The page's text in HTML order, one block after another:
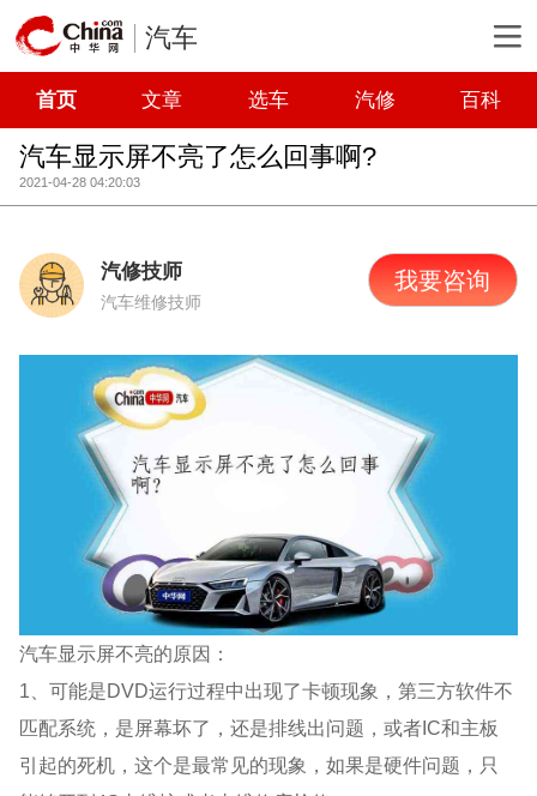
汽车
首页 文章 选车 汽修 百科
汽车显示屏不亮了怎么回事啊?
2021-04-28 04:20:03
汽修技师
汽车维修技师
我要咨询
汽车显示屏不亮的原因：
1、可能是DVD运行过程中出现了卡顿现象，第三方软件不
匹配系统，是屏幕坏了，还是排线出问题，或者IC和主板
引起的死机，这个是最常见的现象，如果是硬件问题，只